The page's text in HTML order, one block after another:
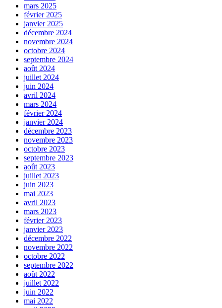
mars 2025
février 2025
janvier 2025
décembre 2024
novembre 2024
octobre 2024
septembre 2024
août 2024
juillet 2024
juin 2024
avril 2024
mars 2024
février 2024
janvier 2024
décembre 2023
novembre 2023
octobre 2023
septembre 2023
août 2023
juillet 2023
juin 2023
mai 2023
avril 2023
mars 2023
février 2023
janvier 2023
décembre 2022
novembre 2022
octobre 2022
septembre 2022
août 2022
juillet 2022
juin 2022
mai 2022